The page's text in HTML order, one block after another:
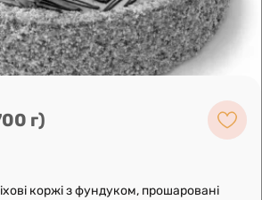
©OpenMapTilesData fromOpenStreetMap
маршрут
г)
коржі з фундуком, прошаровані